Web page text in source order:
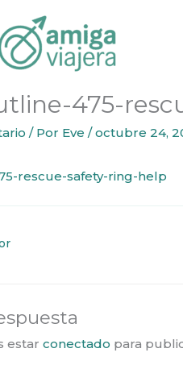
475-
/ Por Eve /octubre 24,
rescue-safety-ring-help
estar conectado para